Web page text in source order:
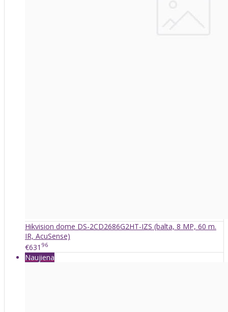
Hikvision dome DS-2CD2686G2HT-IZS (balta, 8 MP, 60 m.
IR, AcuSense)
€631 96
Naujiena